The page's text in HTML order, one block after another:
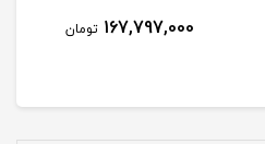
167,797,000 تومان